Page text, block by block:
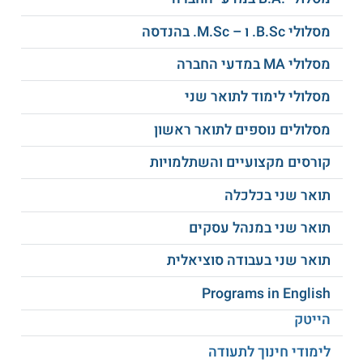
יתרונות התכנית
בין יתרונות התכנית:
התמקצעות -התכנית חושפת למערכת
הבנקאית, למערכת הפיננסית, ולשוק ההון
בארץ ובעולם, ומאפשרת השתלבות בתפקידי
מפתח באותן מערכות.
פרקטיות -הסטודנטים נחשפים באופן מעשי
לבנק "מזרחי טפחות", לרבות סיורים בבנק
והרצאות ייחודיות.
מלגות -ניתן לקבל מלגות מטעם בנק "מזרחי
טפחות".
הלימודים מתאימים לאנשים עובדים -
הלימודים נערכים בשני ימי לימוד בשעות
הצהריים, אחד מהם בזום, וכן בימי שישי.
תעסוקה -לסטודנטים ניתנת ההזדמנות לעבוד
בבנק כבר בזמן לימודיהם.
סגל
מסלולי B.Sc. ו – M.Sc. בהנדסה
מסלולי MA במדעי החברה
מסלולי לימוד לתואר שני
מסלולים נוספים לתואר ראשון
קורסים מקצועיים והשתלמויות
תואר שני בכלכלה
תואר שני במנהל עסקים
תואר שני בעבודה סוציאלית
Programs in English
הייטק
לימודי חינוך לתעודה